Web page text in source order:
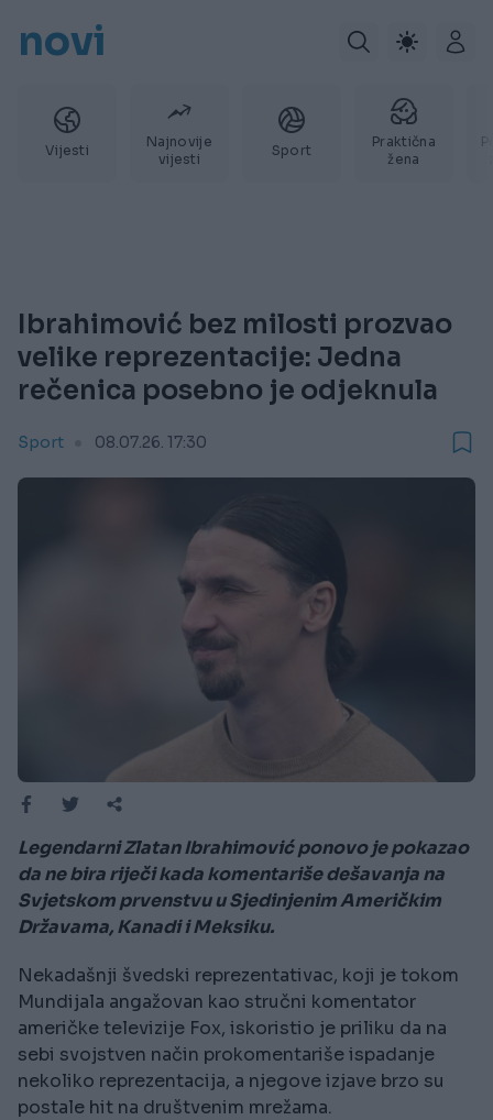
novi
Vijesti
Najnovije
vijesti
Sport
Praktična
žena
Ibrahimović bez milosti prozvao
velike reprezentacije: Jedna
rečenica posebno je odjeknula
Sport 08.07.26. 17:30
Legendarni Zlatan Ibrahimović ponovo je pokazao
da ne bira riječi kada komentariše dešavanja na
Svjetskom prvenstvu u Sjedinjenim Američkim
Državama, Kanadi i Meksiku.
Nekadašnji švedski reprezentativac, koji je tokom
Mundijala angažovan kao stručni komentator
američke televizije Fox, iskoristio je priliku da na
sebi svojstven način prokomentariše ispadanje
nekoliko reprezentacija, a njegove izjave brzo su
postale hit na društvenim mrežama.